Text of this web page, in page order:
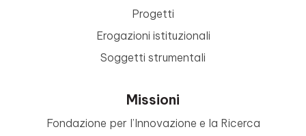
Progetti
Erogazioni istituzionali
Soggetti strumentali
Missioni
Fondazione per l’Innovazione e la Ricerca